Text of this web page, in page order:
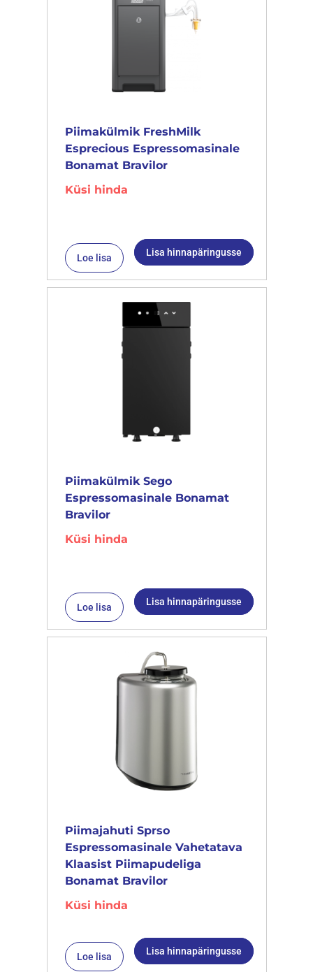
Piimakülmik FreshMilk
Esprecious Espressomasinale
Bonamat Bravilor
Küsi hinda
Loe lisa Lisa hinnapäringusse
Piimakülmik Sego
Espressomasinale Bonamat
Bravilor
Küsi hinda
Loe lisa Lisa hinnapäringusse
Piimajahuti Sprso
Espressomasinale Vahetatava
Klaasist Piimapudeliga
Bonamat Bravilor
Küsi hinda
Loe lisa Lisa hinnapäringusse